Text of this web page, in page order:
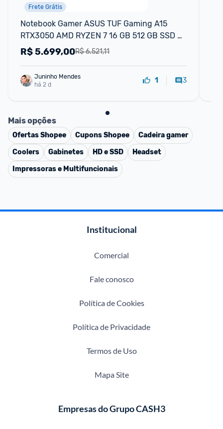
Frete Grátis
Notebook Gamer ASUS TUF Gaming A15
RTX3050 AMD RYZEN 7 16 GB 512 GB SSD
W11 Home 15.6'' IPS 144Hz Graphite Black
R$ 6.521,11
R$5.699,00
Juninho Mendes
há 2 d
1 3
Mais opções
OfertasShopee CuponsShopee
Cadeira gamer
Coolers
Gabinetes HD e SSD
Headset
Impressoras e Multifuncionais
Institucional
Comercial
Fale conosco
Política de Cookies
Política de Privacidade
Termos de Uso
Mapa Site
Empresas do Grupo CASH3